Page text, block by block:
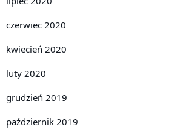
czerwiec 2020
kwiecień 2020
luty 2020
grudzień 2019
październik 2019